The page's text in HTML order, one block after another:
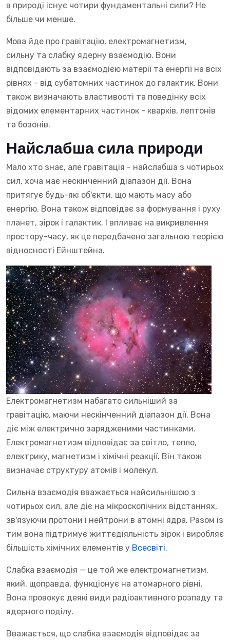
в природі існує чотири фундаментальні сили? Не
більше чи менше.
Мова йде про гравітацію, електромагнетизм,
сильну та слабку ядерну взаємодію. Вони
відповідають за взаємодією матерії та енергії на всіх
рівнях - від субатомних частинок до галактик. Вони
також визначають властивості та поведінку всіх
відомих елементарних частинок - кварків, лептонів
та бозонів.
Найслабша сила природи
Мало хто знає, але гравітація - найслабша з чотирьох
сил, хоча має нескінченний діапазон дії. Вона
притягує будь-які об'єкти, що мають масу або
енергію. Вона також відповідає за формування і руху
планет, зірок і галактик. І впливає на викривлення
простору-часу, як це передбачено загальною теорією
відносності Ейнштейна.
Електромагнетизм набагато сильніший за
гравітацію, маючи нескінченний діапазон дії. Вона
діє між електрично зарядженими частинками.
Електромагнетизм відповідає за світло, тепло,
електрику, магнетизм і хімічні реакції. Він також
визначає структуру атомів і молекул.
Сильна взаємодія вважається найсильнішою з
чотирьох сил, але діє на мікроскопічних відстаннях,
зв'язуючи протони і нейтрони в атомні ядра. Разом із
тим вона підтримує життєдіяльність зірок і виробляє
більшість хімічних елементів у Всесвіті.
Слабка взаємодія — це той же електромагнетизм,
який, щоправда, функціонує на атомарного рівні.
Вона провокує деякі види радіоактивного розпаду та
ядерного поділу.
Вважається, що слабка взаємодія відповідає за